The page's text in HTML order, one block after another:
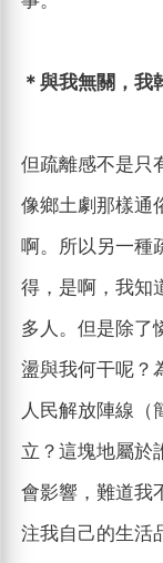
＊與我無關，我
但疏離感不是只
像鄉土劇那樣通
啊。所以另一種
得，是啊，我知
多人。但是除了
盪與我何干呢？
人民解放陣線（
立？這塊地屬於
會影響，難道我
注我自己的生活